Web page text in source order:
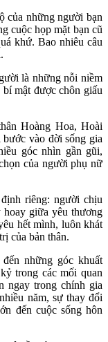
của những người bạn
cuộc họp mặt bạn cũ
khứ. Bao nhiêu câu
là những nỗi niềm
mật được chôn giấu
Hoàng Hoa, Hoài
vào đời sống gia
góc nhìn gần gũi,
của người phụ nữ
riêng: người chịu
giữa yêu thương
hết mình, luôn khát
của bản thân.
những góc khuất
trong các mối quan
ngay trong chính gia
năm, sự thay đổi
đến cuộc sống hôn